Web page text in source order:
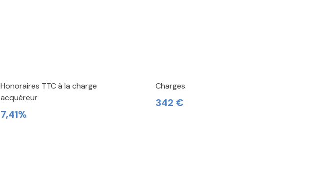
Honoraires TTC à la charge
acquéreur
7,41%
Charges
342 €